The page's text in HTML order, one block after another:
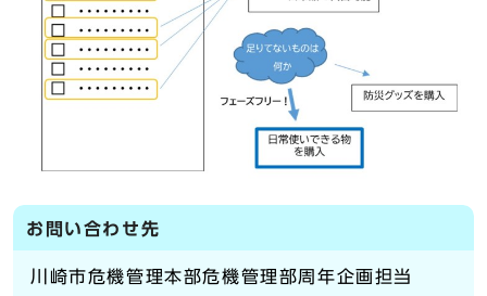
お問い合わせ先
川崎市危機管理本部危機管理部周年企画担当